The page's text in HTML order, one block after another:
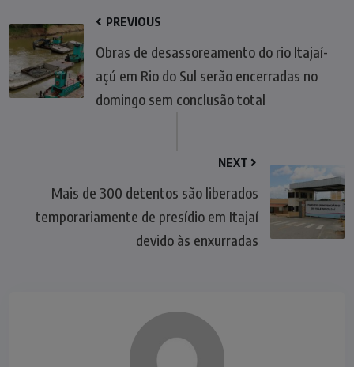
PREVIOUS
Obras de desassoreamento do rio Itajaí-
açú em Rio do Sul serão encerradas no
domingo sem conclusão total
NEXT
Mais de 300 detentos são liberados
temporariamente de presídio em Itajaí
devido às enxurradas